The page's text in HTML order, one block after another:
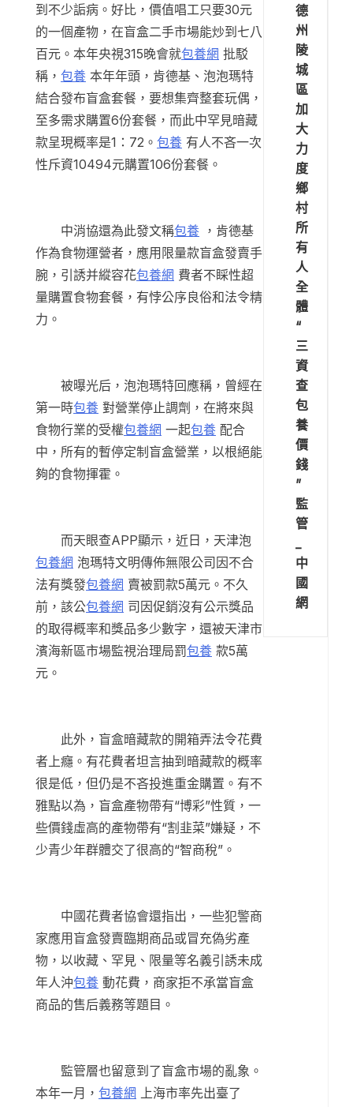
到不少詬病。好比，價值唱工只要30元
的一個產物，在盲盒二手市場能炒到七八
百元。本年央視315晚會就包養網 批駁
稱， 包養 本年年頭，肯德基、泡泡瑪特
結合發布盲盒套餐，要想集齊整套玩偶，
至多需求購置6份套餐，而此中罕見暗藏
款呈現概率是1：72。 包養 有人不吝一次
性斥資10494元購置106份套餐。
中消協還為此發文稱包養 ，肯德基
作為食物運營者，應用限量款盲盒發賣手
腕，引誘并縱容花包養網 費者不睬性超
量購置食物套餐，有悖公序良俗和法令精
力。
被曝光后，泡泡瑪特回應稱，曾經在
第一時包養 對營業停止調劑，在將來與
食物行業的受權包養網 一起包養 配合
中，所有的暫停定制盲盒營業，以根絕能
夠的食物揮霍。
而天眼查APP顯示，近日，天津泡
包養網 泡瑪特文明傳佈無限公司因不合
法有獎發包養網 賣被罰款5萬元。不久
前，該公包養網 司因促銷沒有公示獎品
的取得概率和獎品多少數字，還被天津市
濱海新區市場監視治理局罰包養 款5萬
元。
此外，盲盒暗藏款的開箱弄法令花費
者上癮。有花費者坦言抽到暗藏款的概率
很是低，但仍是不吝投進重金購置。有不
雅點以為，盲盒產物帶有“博彩”性質，一
些價錢虛高的產物帶有“割韭菜”嫌疑，不
少青少年群體交了很高的“智商稅”。
中國花費者協會還指出，一些犯警商
家應用盲盒發賣臨期商品或冒充偽劣產
物，以收藏、罕見、限量等名義引誘未成
年人沖包養 動花費，商家拒不承當盲盒
商品的售后義務等題目。
監管層也留意到了盲盒市場的亂象。
本年一月， 包養網 上海市率先出臺了
德
州
陵
城
區
加
大
力
度
鄉
村
所
有
人
全
體
“
三
資
查
包
養
價
錢
”
監
管
_
中
國
網